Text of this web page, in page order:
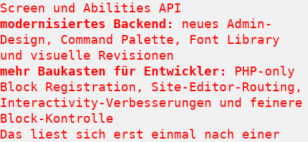
Screen und Abilities API
modernisiertes Backend:
neues Admin-
Design, Command Palette, Font Library
und visuelle Revisionen
mehr Baukasten für Entwickler:
PHP-only
Block Registration, Site-Editor-Routing,
Interactivity-Verbesserungen und feinere
Block-Kontrolle
Das liest sich erst einmal nach einer